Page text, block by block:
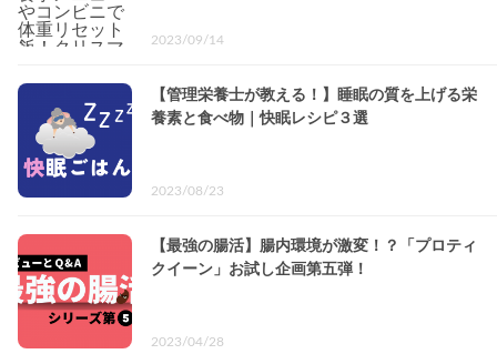
2023/09/14
【管理栄養士が教える！】睡眠の質を上げる栄
養素と食べ物｜快眠レシピ３選
2023/08/23
【最強の腸活】腸内環境が激変！？「プロティ
クイーン」お試し企画第五弾！
2023/04/28